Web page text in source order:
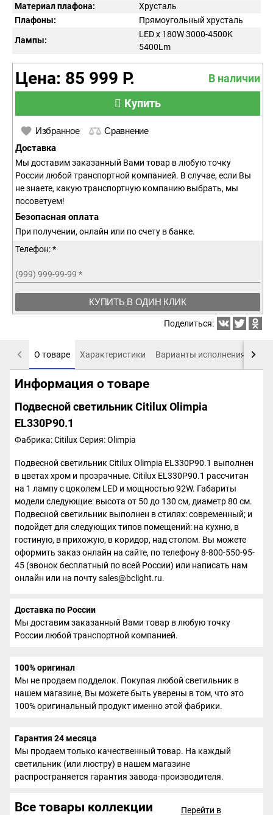
Материал плафона:
Хрусталь
Плафоны:
Прямоугольный хрусталь
Лампы:
LED x 180W 3000-4500K
5400Lm
Цена: 85 999 Р.
В наличии
Купить
Избранное Сравнение
Доставка
Мы доставим заказанный Вами товар в любую точку
России любой транспортной компанией. В случае, если Вы
не знаете, какую транспортную компанию выбрать, мы
посоветуем!
Безопасная оплата
При получении, онлайн или по счету в банке.
Телефон: *
(999) 999-99-99 *
КУПИТЬ В ОДИН КЛИК
Поделиться:
О товаре Характеристики Варианты исполнения
Информация о товаре
Подвесной светильник Citilux Olimpia
EL330P90.1
Фабрика: CitiluxСерия: Olimpia
Подвесной светильник Citilux Olimpia EL330P90.1 выполнен
в цветах хром и прозрачные. Citilux EL330P90.1 рассчитан
на 1 лампу с цоколем LED и мощностью 92W. Габариты
модели следующие: высота от 50 до 130 см, диаметр 80 см.
Подвесной светильник выполнен в стилях: современный; и
подойдет для следующих типов помещений: на кухню, в
гостиную, в прихожую, в коридор, над столом. Вы можете
оформить заказ онлайн на сайте, по телефону 8-800-550-95-
45 (звонок бесплатный по всей России) или написать нам
онлайн или на почту sales@bclight.ru.
Доставка по России
Мы доставим заказанный Вами товар в любую точку
России любой транспортной компанией.
100% оригинал
Мы не продаем подделок. Покупая любой светильник в
нашем магазине, Вы можете быть уверены в том, что это
100% оригинальный продукт именно этой фабрики.
Гарантия 24 месяца
Мы продаем только качественный товар. На каждый
светильник (или люстру) в нашем магазине
распространяется гарантия завода-производителя.
Все товары коллекции Перейти в